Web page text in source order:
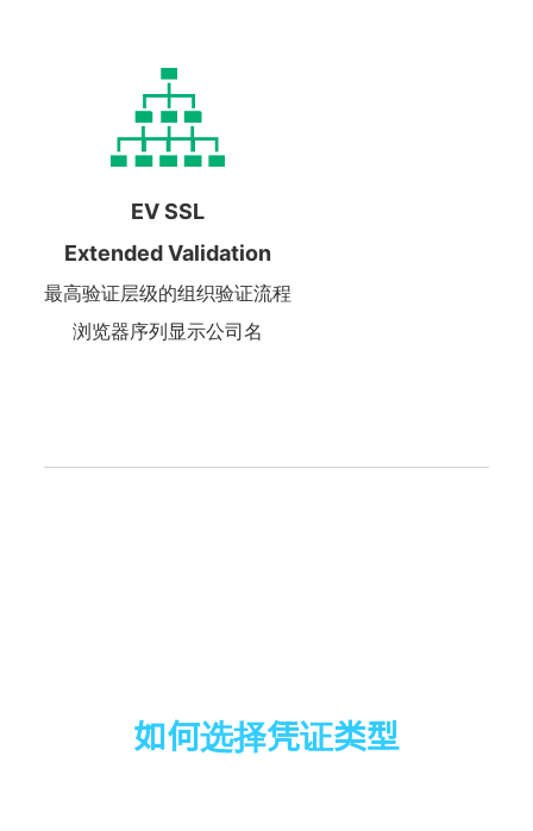
EV SSL
Extended Validation
最高验证层级的组织验证流程
浏览器序列显示公司名
如何选择凭证类型